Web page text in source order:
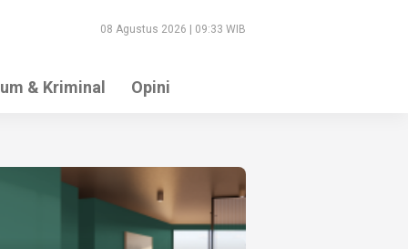
08 Agustus 2026 | 09:33 WIB
& Kriminal Opini